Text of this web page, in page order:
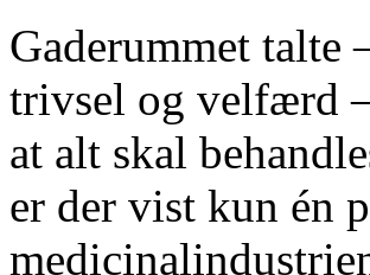
Gaderummet talte
trivsel og velfærd
at alt skal
er der vist kun én